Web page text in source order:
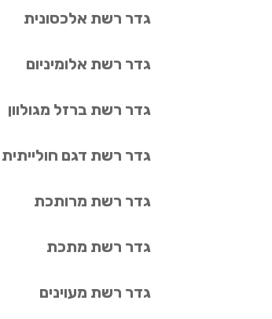
גדר רשת אלכסונית
גדר רשת אלומיניום
גדר רשת ברזל מגולוון
גדר רשת דגם חולייתית
גדר רשת מרותכת
גדר רשת מתכת
גדר רשת מעוינים